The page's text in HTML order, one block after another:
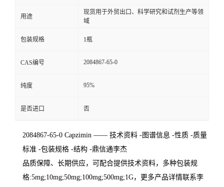
用途
现货用于外贸出口、科学研究和试剂生产等领
域
包装规格 1瓶
CAS编号 2084867-65-0
纯度 95%
是否进口 否
2084867-65-0 Capzimin —— 技术资料 -图谱信息 -性质 -质量
标准 -包装规格 -结构 -鼎信通李杰
品质保障、长期供应，可配合提供技术资料，多种包装规
格:5mg;10mg;50mg;100mg;500mg;1G，更多产品详情联系李